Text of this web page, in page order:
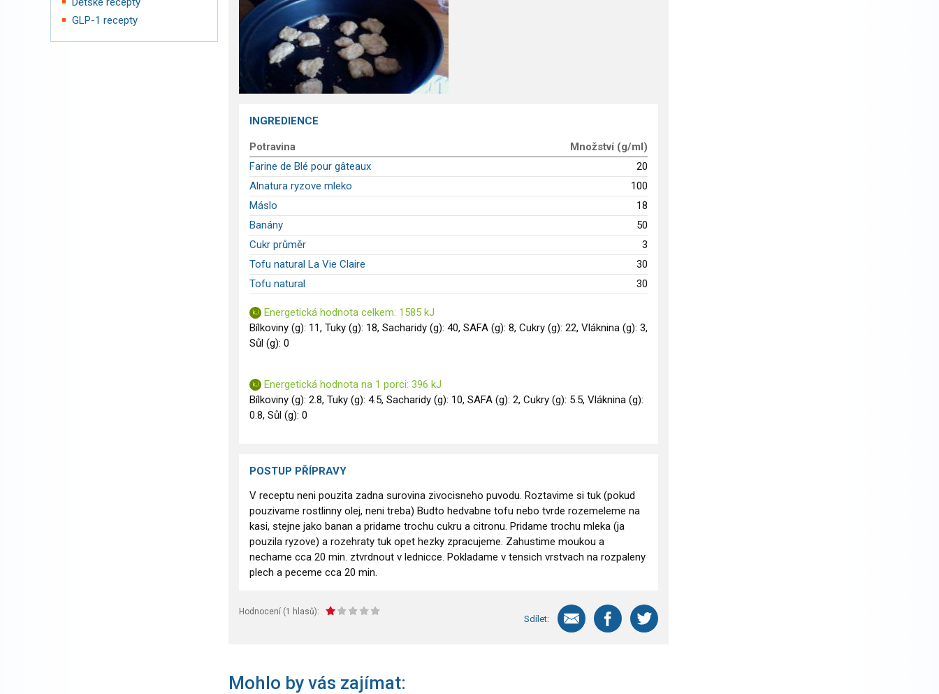
GLP-1 recepty
INGREDIENCE
Potravina
Množství (g/ml)
Farine de Blé pour gâteaux
20
Alnatura ryzove mleko
100
Máslo
18
Banány
50
Cukr průměr
3
Tofu natural La Vie Claire
30
Tofu natural
30
Energetická hodnota celkem: 1585 kJ
Bílkoviny (g): 11, Tuky (g): 18, Sacharidy (g): 40, SAFA (g): 8, Cukry (g): 22, Vláknina (g): 3,
Sůl (g): 0
Energetická hodnota na 1 porci: 396 kJ
Bílkoviny (g): 2.8, Tuky (g): 4.5, Sacharidy (g): 10, SAFA (g): 2, Cukry (g): 5.5, Vláknina (g):
0.8, Sůl (g): 0
POSTUP PŘÍPRAVY
V receptu neni pouzita zadna surovina zivocisneho puvodu. Roztavime si tuk (pokud
pouzivame rostlinny olej, neni treba) Budto hedvabne tofu nebo tvrde rozemeleme na
kasi, stejne jako banan a pridame trochu cukru a citronu. Pridame trochu mleka (ja
pouzila ryzove) a rozehraty tuk opet hezky zpracujeme. Zahustime moukou a
nechame cca 20 min. ztvrdnout v lednicce. Pokladame v tensich vrstvach na rozpaleny
plech a peceme cca 20 min.
Hodnocení (1 hlasů):
Sdílet:
Mohlo by vás zajímat: